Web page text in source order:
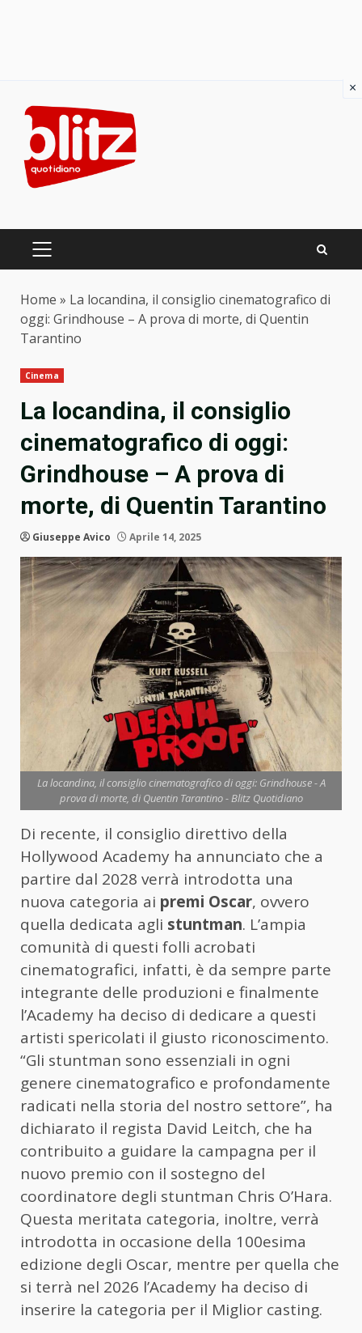
content
PRIMARY
Home » La locandina, il consiglio cinematografico di
oggi: Grindhouse – A prova di morte, di Quentin
Tarantino
Cinema
La locandina, il consiglio
cinematografico di oggi:
Grindhouse – A prova di
morte, di Quentin Tarantino
Giuseppe Avico Aprile 14, 2025
La locandina, il consiglio cinematografico di oggi: Grindhouse - A
prova di morte, di Quentin Tarantino - Blitz Quotidiano
Di recente, il consiglio direttivo della
Hollywood Academy ha annunciato che a
partire dal 2028 verrà introdotta una
nuova categoria ai premi Oscar, ovvero
quella dedicata agli stuntman. L’ampia
comunità di questi folli acrobati
cinematografici, infatti, è da sempre parte
integrante delle produzioni e finalmente
l’Academy ha deciso di dedicare a questi
artisti spericolati il giusto riconoscimento.
“Gli stuntman sono essenziali in ogni
genere cinematografico e profondamente
radicati nella storia del nostro settore”, ha
dichiarato il regista David Leitch, che ha
contribuito a guidare la campagna per il
nuovo premio con il sostegno del
coordinatore degli stuntman Chris O’Hara.
Questa meritata categoria, inoltre, verrà
introdotta in occasione della 100esima
edizione degli Oscar, mentre per quella che
si terrà nel 2026 l’Academy ha deciso di
inserire la categoria per il Miglior casting.
×